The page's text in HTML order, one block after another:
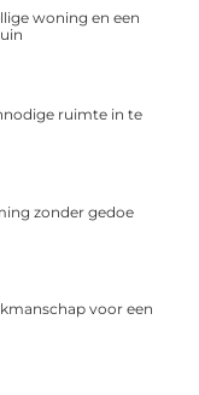
woning en een
ruimte in te
zonder gedoe
voor een